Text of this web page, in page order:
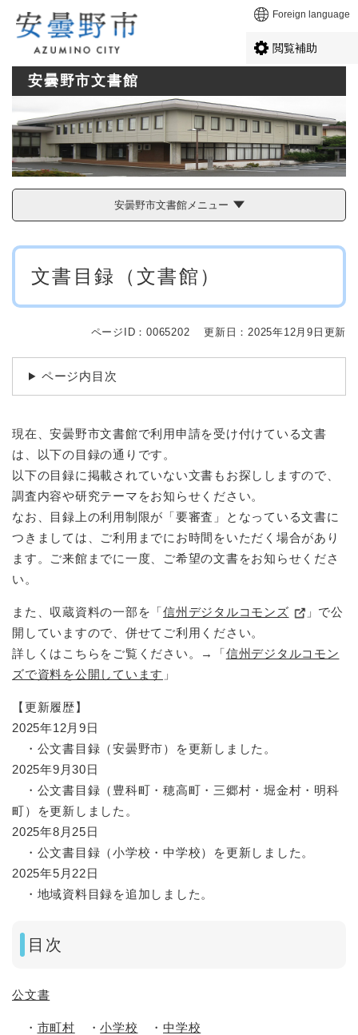
メニューを飛ばして本文へ Foreign language
閲覧補助
安曇野市文書館
安曇野市文書館メニュー
本
文書目録（文書館）
ページID：0065202 更新日：2025年12月9日更新
ページ内目次
現在、安曇野市文書館で利用申請を受け付けている文書
は、以下の目録の通りです。
以下の目録に掲載されていない文書もお探ししますので、
調査内容や研究テーマをお知らせください。
なお、目録上の利用制限が「要審査」となっている文書に
つきましては、ご利用までにお時間をいただく場合があり
ます。ご来館までに一度、ご希望の文書をお知らせくださ
い。
また、収蔵資料の一部を「信州デジタルコモンズ
」で公
開していますので、併せてご利用ください。
詳しくはこちらをご覧ください。→「信州デジタルコモン
ズで資料を公開しています 」
【更新履歴】
2025年12月9日
・公文書目録（安曇野市）を更新しました。
2025年9月30日
・公文書目録（豊科町・穂高町・三郷村・堀金村・明科
町）を更新しました。
2025年8月25日
・公文書目録（小学校・中学校）を更新しました。
2025年5月22日
・地域資料目録を追加しました。
目次
公文書
・ 市町村 ・小学校 ・ 中学校